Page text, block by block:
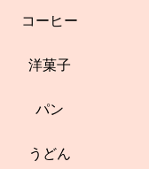
コーヒー
洋菓子
パン
うどん